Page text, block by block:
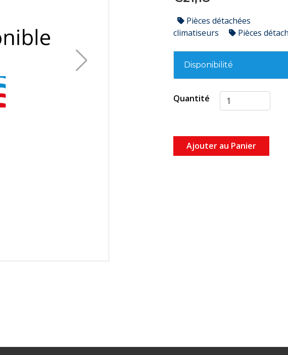
Pièces détachées
climatiseurs
Pièces
Disponibilité
Quantité
Ajouter au Panier